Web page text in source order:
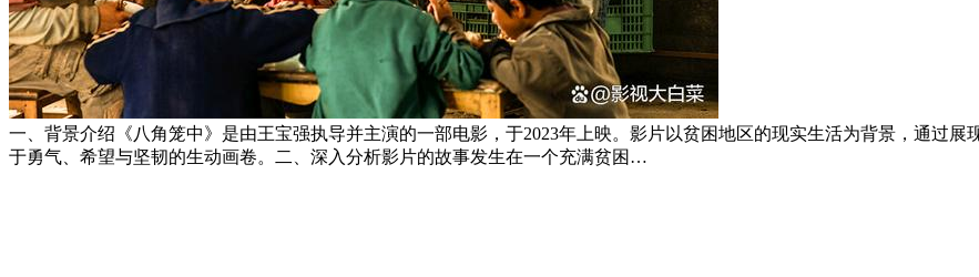
一、背景介绍《八角笼中》是由王宝强执导并主演的一部电影，于2023年上映。影片以贫困地区的现实生活为背景，通过
于勇气、希望与坚韧的生动画卷。二、深入分析影片的故事发生在一个充满贫困…